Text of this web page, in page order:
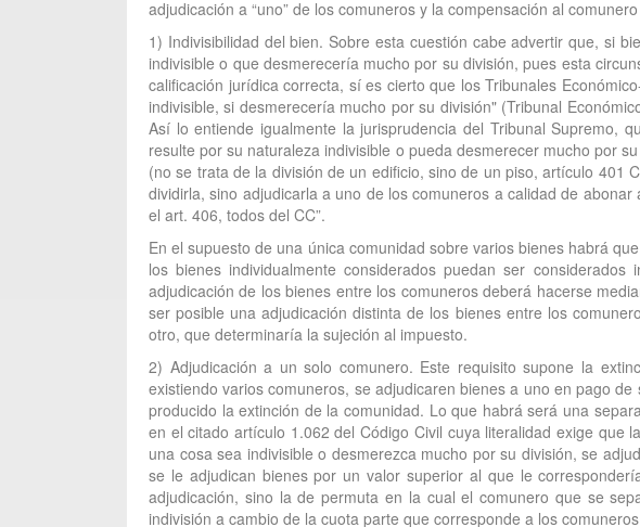
adjudicación a “uno” de los comuneros y la compensación al
1) Indivisibilidad del bien. Sobre esta cuestión cabe advertir que, si
indivisible o que desmerecería mucho por su división, pues esta
calificación jurídica correcta, sí es cierto que los Tribunales
indivisible, si desmerecería mucho por su división" (Tribunal
Así lo entiende igualmente la jurisprudencia del Tribunal Supremo,
resulte por su naturaleza indivisible o pueda desmerecer mucho por
(no se trata de la división de un edificio, sino de un piso, artículo 401
dividirla, sino adjudicarla a uno de los comuneros a calidad de
el art. 406, todos del CC”.
En el supuesto de una única comunidad sobre varios bienes habrá
los bienes individualmente considerados puedan ser
adjudicación de los bienes entre los comuneros deberá hacerse
ser posible una adjudicación distinta de los bienes entre los
otro, que determinaría la sujeción al impuesto.
2) Adjudicación a un solo comunero. Este requisito supone la
existiendo varios comuneros, se adjudicaren bienes a uno en pago
producido la extinción de la comunidad. Lo que habrá será una
en el citado artículo 1.062 del Código Civil cuya literalidad exige que
una cosa sea indivisible o desmerezca mucho por su división, se
se le adjudican bienes por un valor superior al que le
adjudicación, sino la de permuta en la cual el comunero que se
indivisión a cambio de la cuota parte que corresponde a los